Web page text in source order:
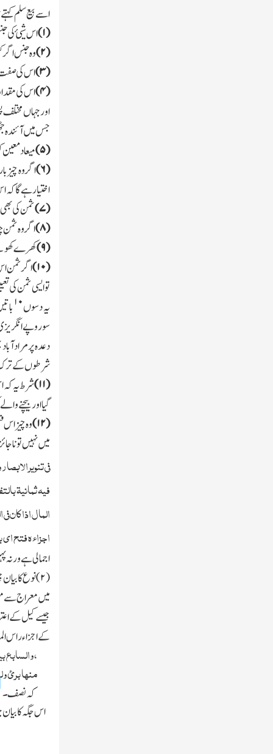
اسے بیع سلم
(۱) اس شیئ کی
(۲) وہ جنس
(۳) اس کی صفت
(۴) اس کی
اور جہاں
جس میں آئندہ
(۵) میعاد
(۶) اگر وہ
اختیار ہے گاکہ
(۷) ثمن کی
(۸) اگر وہ ثمن
(۹) کھرے
(۱۰) اگر ثمن
تو ایسی ثمن کی
یہ دسوں۱۰
سوروپے
دعدہ پر
شرطوں کے ترك
(۱۱) شرط یہ کہ
گیا اوربیچنے
(۱۲) وہ چیز اس
میں نہیں تو
فی تنویر
فیہ ثمانیۃ
المال اذا کان
اجزاءہ فتح
اجمالی ہے ورنہ
(۲) نوع کا
میںمعراج سے
جیسے کیل کے
کے اجزاء راس
،والسابع
منہا برئ
۔کہ نصف
اس جگہ کا